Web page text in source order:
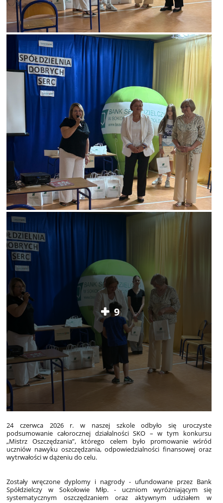
9
24 czerwca 2026 r. w naszej szkole odbyło się uroczyste
podsumowanie całorocznej działalności SKO – w tym konkursu
„Mistrz Oszczędzania”, którego celem było promowanie wśród
uczniów nawyku oszczędzania, odpowiedzialności finansowej oraz
wytrwałości w dążeniu do celu.
Zostały wręczone dyplomy i nagrody - ufundowane przez Bank
Spółdzielczy w Sokołowie Młp. - uczniom wyróżniającym się
systematycznym oszczędzaniem oraz aktywnym udziałem w